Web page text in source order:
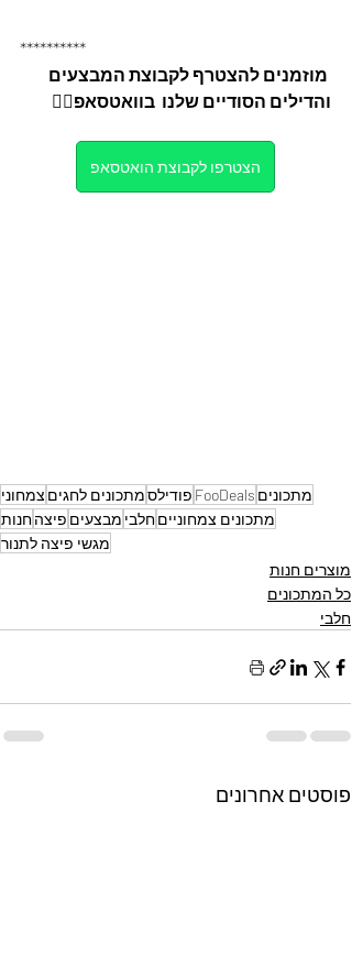
**********
מוזמנים להצטרף לקבוצת המבצעים
והדילים הסודיים שלנו  בוואטסאפ👇🏼
הצטרפו לקבוצת הואטסאפ
מתכונים FooDeals פודילסמתכונים לחגים צמחוני
מתכונים צמחונייםחלבי מבצעים פיצהחנות
מגשי פיצה לתנור
מוצרים חנות
כל המתכונים
חלבי
פוסטים אחרונים